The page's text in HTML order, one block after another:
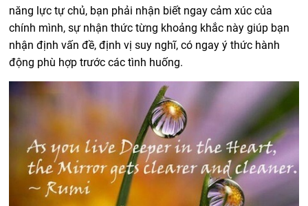
năng lực tự chủ, bạn phải nhận biết ngay cảm xúc của
chính mình, sự nhận thức từng khoảng khắc này giúp bạn
nhận định vấn đề, định vị suy nghĩ, có ngay ý thức hành
động phù hợp trước các tình huống.